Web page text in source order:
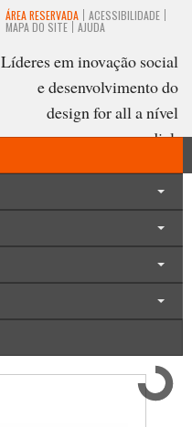
ÁREA RESERVADA ACESSIBILIDADE
MAPA DO SITE AJUDA
Líderes em inovação social
e desenvolvimento do
design for all a nível
mundial.
Português